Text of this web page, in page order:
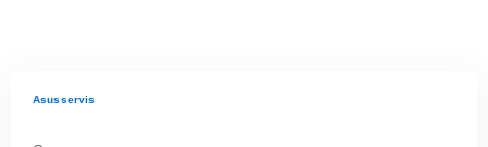
Asusservis